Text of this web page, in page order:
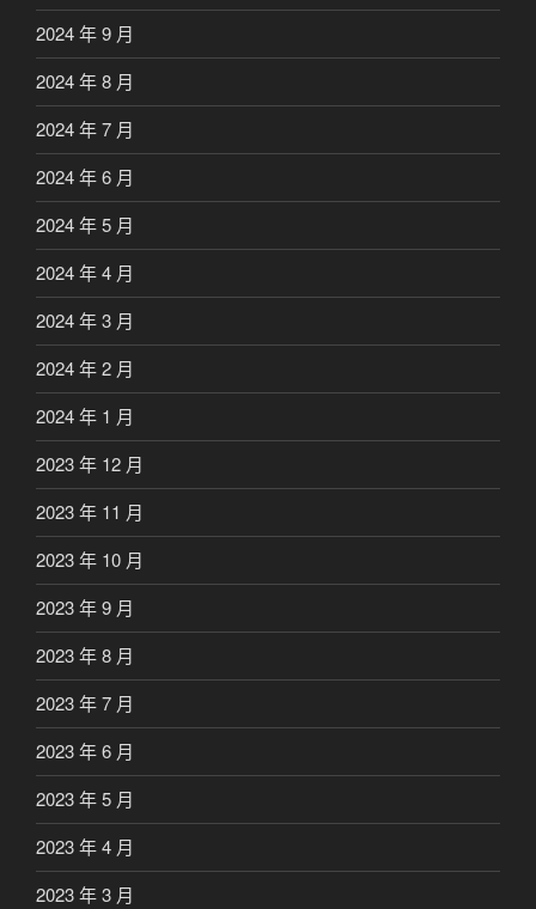
2024 年 9 月
2024 年 8 月
2024 年 7 月
2024 年 6 月
2024 年 5 月
2024 年 4 月
2024 年 3 月
2024 年 2 月
2024 年 1 月
2023 年 12 月
2023 年 11 月
2023 年 10 月
2023 年 9 月
2023 年 8 月
2023 年 7 月
2023 年 6 月
2023 年 5 月
2023 年 4 月
2023 年 3 月